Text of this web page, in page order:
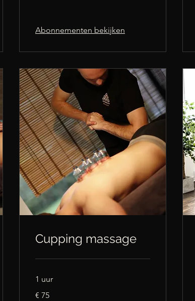
Abonnementen bekijken
Cupping massage
1 uur
euro
€ 75